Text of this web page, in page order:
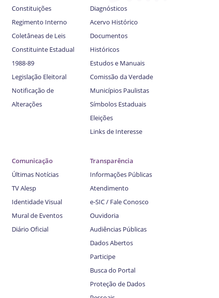
Constituições
Regimento Interno
Coletâneas de Leis
Constituinte Estadual
1988-89
Legislação Eleitoral
Notificação de
Alterações
Diagnósticos
Acervo Histórico
Documentos
Históricos
Estudos e Manuais
Comissão da Verdade
Municípios Paulistas
Símbolos Estaduais
Eleições
Links de Interesse
Comunicação
Últimas Notícias
TV Alesp
Identidade Visual
Mural de Eventos
Diário Oficial
Transparência
Informações Públicas
Atendimento
e-SIC / Fale Conosco
Ouvidoria
Audiências Públicas
Dados Abertos
Participe
Busca do Portal
Proteção de Dados